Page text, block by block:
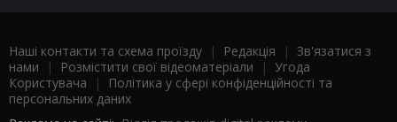
Наші контакти та схема проїзду | Редакція | Зв'язатися з
нами | Розмістити свої відеоматеріали | Угода
Користувача |
Політика у сфері конфіденційності та
персональних даних